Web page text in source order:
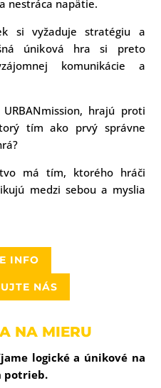
nestráca napätie.
si vyžaduje stratégiu a
úniková hra si preto
komunikácie a
hrajú proti
tím ako prvý správne
má tím, ktorého hráči
medzi sebou a myslia
INFO
NÁS
NA MIERU
logické a únikové na
potrieb.